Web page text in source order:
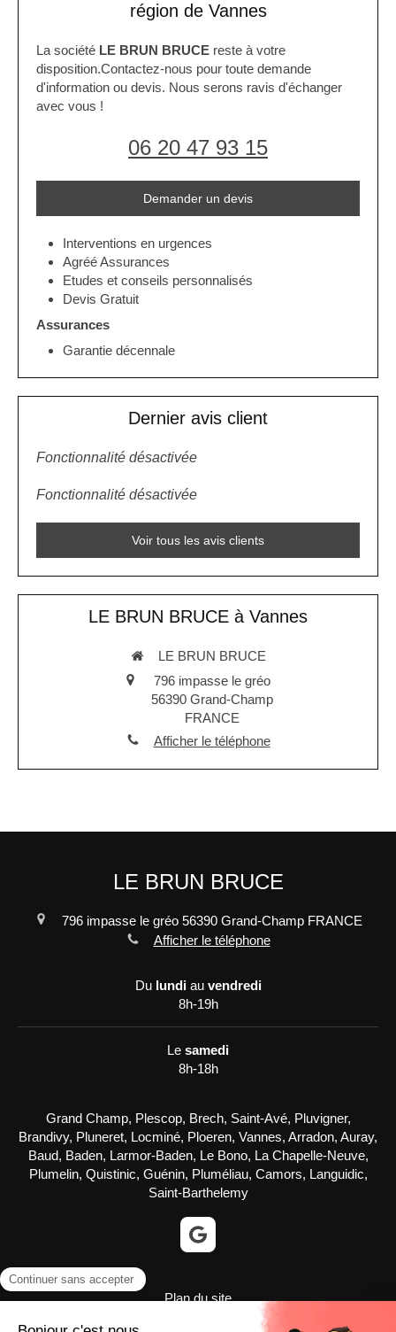
région de Vannes
La société LE BRUN BRUCE reste à votre
disposition.Contactez-nous pour toute demande
d'information ou devis. Nous serons ravis d'échanger
avec vous !
06 20 47 93 15
Demander un devis
Interventions en urgences
Agréé Assurances
Etudes et conseils personnalisés
Devis Gratuit
Assurances
Garantie décennale
Dernier avis client
Fonctionnalité désactivée
Fonctionnalité désactivée
Voir tous les avis clients
LE BRUN BRUCE à Vannes
LE BRUN BRUCE
796 impasse le gréo
56390 Grand-Champ
FRANCE
Afficher le téléphone
LE BRUN BRUCE
796 impasse le gréo 56390 Grand-Champ FRANCE
Afficher le téléphone
Du lundiau vendredi
8h-19h
Le samedi
8h-18h
Grand Champ, Plescop, Brech, Saint-Avé, Pluvigner,
Brandivy, Pluneret, Locminé, Ploeren, Vannes, Arradon, Auray,
Baud, Baden, Larmor-Baden, Le Bono, La Chapelle-Neuve,
Plumelin, Quistinic, Guénin, Pluméliau, Camors, Languidic,
Saint-Barthelemy
Plan du site